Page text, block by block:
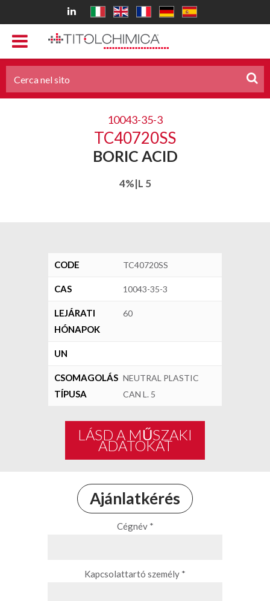
10043-35-3
TC40720SS
BORIC ACID
4%|L 5
CODE TC40720SS
CAS 10043-35-3
LEJÁRATI
HÓNAPOK
60
UN
CSOMAGOLÁS
TÍPUSA
NEUTRAL PLASTIC
CAN L. 5
LÁSD A MŰSZAKI
ADATOKAT
Ajánlatkérés
Cégnév *
Kapcsolattartó személy *